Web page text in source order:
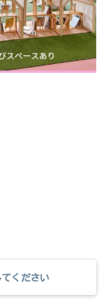
ください